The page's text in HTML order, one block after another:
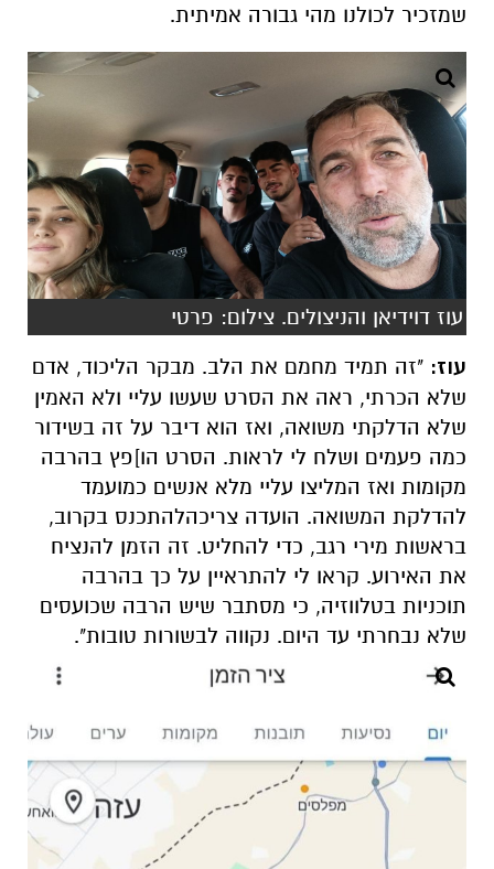
שמזכיר לכולנו מהי גבורה אמיתית.
עוז דוידיאן והניצולים. צילום: פרטי
עוז: "זה תמיד מחמם את הלב. מבקר הליכוד, אדם
שלא הכרתי, ראה את הסרט שעשו עליי ולא האמין
שלא הדלקתי משואה, ואז הוא דיבר על זה בשידור
כמה פעמים ושלח לי לראות. הסרט הו]פץ בהרבה
מקומות ואז המליצו עליי מלא אנשים כמועמד
להדלקת המשואה. הועדה צריכהלהתכנס בקרוב,
בראשות מירי רגב, כדי להחליט. זה הזמן להנציח
את האירוע. קראו לי להתראיין על כך בהרבה
תוכניות בטלווזיה, כי מסתבר שיש הרבה שכועסים
שלא נבחרתי עד היום. נקווה לבשורות טובות".